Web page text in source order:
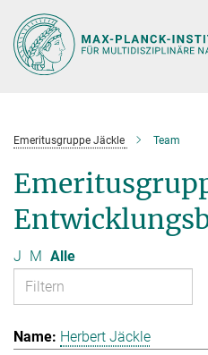
Hauptinhalt
Emeritusgruppe Jäckle Team
J M Alle
Herbert Jäckle